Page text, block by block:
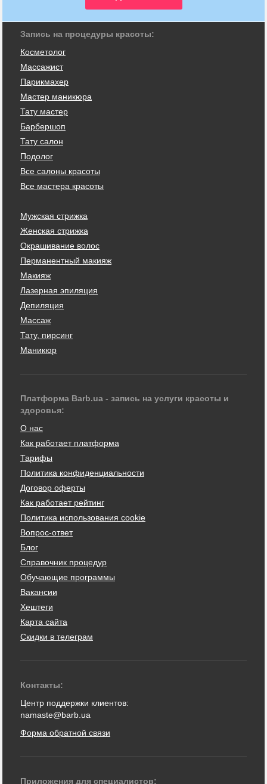
Запись на процедуры красоты:
Косметолог
Массажист
Парикмахер
Мастер маникюра
Тату мастер
Барбершоп
Тату салон
Подолог
Все салоны красоты
Все мастера красоты
Мужская стрижка
Женская стрижка
Окрашивание волос
Перманентный макияж
Макияж
Лазерная эпиляция
Депиляция
Массаж
Тату, пирсинг
Маникюр
Платформа Barb.ua - запись на услуги красоты и
здоровья:
О нас
Как работает платформа
Тарифы
Политика конфиденциальности
Договор оферты
Как работает рейтинг
Политика использования cookie
Вопрос-ответ
Блог
Справочник процедур
Обучающие программы
Вакансии
Хештеги
Карта сайта
Скидки в телеграм
Контакты:
Центр поддержки клиентов:
namaste@barb.ua
Форма обратной связи
Приложения для специалистов: